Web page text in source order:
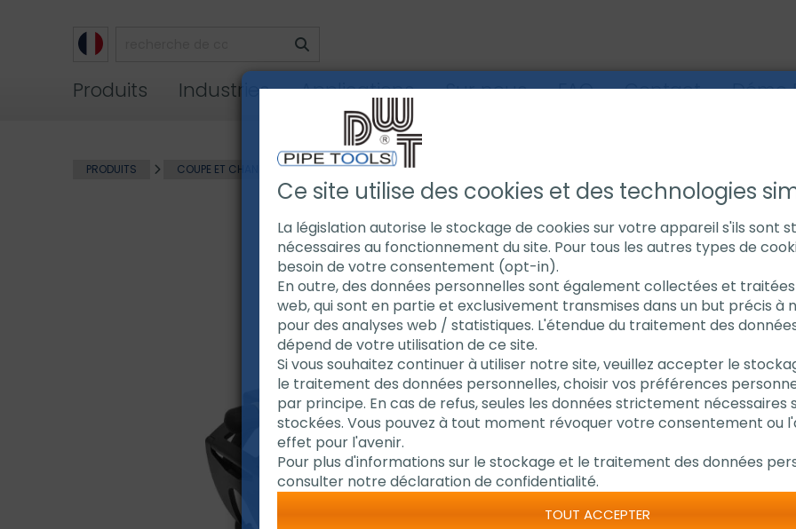
Produits Industries Applications Sur nous FAQ Contact Démo
PRODUITS COUPE ET CHANFREINAGE DE TUBE EXACT COUPE TUBE
Scie
460 Pro
La plus
Dispositif de
Moteur plus puissant
Plage d'utilisation :
Laser intégré pour
Indication visuelle
Ce site utilise des cookies et des technologies
La législation autorise le stockage de cookies sur votre appareil s'ils sont
nécessaires au fonctionnement du site. Pour tous les autres types de
besoin de votre consentement (opt-in).
En outre, des données personnelles sont également collectées et
web, qui sont en partie et exclusivement transmises dans un but précis à
pour des analyses web / statistiques. L'étendue du traitement des
dépend de votre utilisation de ce site.
Si vous souhaitez continuer à utiliser notre site, veuillez accepter le
le traitement des données personnelles, choisir vos préférences
par principe. En cas de refus, seules les données strictement
stockées. Vous pouvez à tout moment révoquer votre consentement ou
effet pour l'avenir.
Pour plus d'informations sur le stockage et le traitement des données
consulter notre déclaration de confidentialité.
TOUT ACCEPTER